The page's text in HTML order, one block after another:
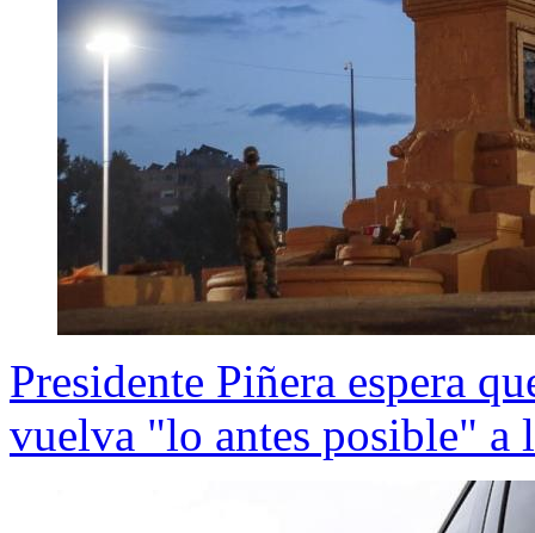
Presidente Piñera espera
vuelva "lo antes posible" a